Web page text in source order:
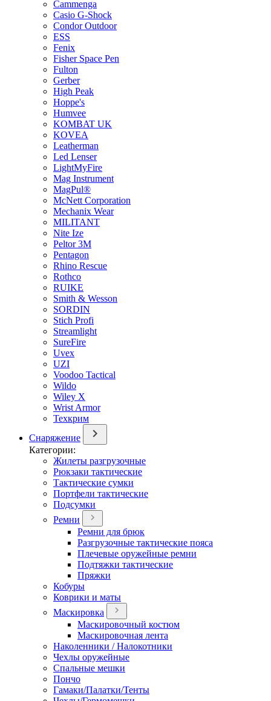
Cammenga
Casio G-Shock
Condor Outdoor
ESS
Fenix
Fisher Space Pen
Fulton
Gerber
High Peak
Hoppe's
Humvee
KOMBAT UK
KOVEA
Leatherman
Led Lenser
LightMyFire
Mag Instrument
MagPul®
McNett Corporation
Mechanix Wear
MILITANT
Nite Ize
Peltor 3M
Pentagon
Rhino Rescue
Rothco
RUIKE
Smith & Wesson
SORDIN
Stich Profi
Streamlight
SureFire
Uvex
UZI
Voodoo Tactical
Wildo
Wiley X
Wrist Armor
Техкрим
Снаряжение
Категории:
Жилеты разгрузочные
Рюкзаки тактические
Тактические сумки
Портфели тактические
Подсумки
Ремни
Ремни для брюк
Разгрузочные тактические пояса
Плечевые оружейные ремни
Подтяжки тактические
Пряжки
Кобуры
Коврики и маты
Маскировка
Маскировочный костюм
Маскировочная лента
Наколенники / Налокотники
Чехлы оружейные
Спальные мешки
Пончо
Гамаки/Палатки/Тенты